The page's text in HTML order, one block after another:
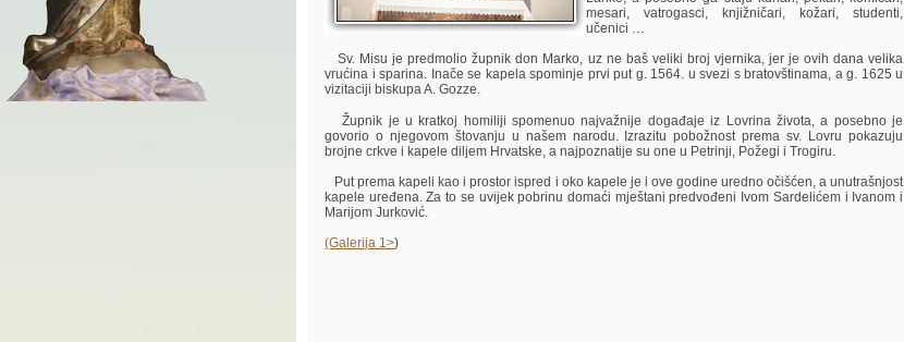
mesari, vatrogasci, knjižničari, kožari, studenti,
učenici …
Sv. Misu je predmolio župnik don Marko, uz ne baš veliki broj vjernika, jer je ovih dana velika
vrućina i sparina. Inače se kapela spominje prvi put g. 1564. u svezi s bratovštinama, a g. 1625 u
vizitaciji biskupa A. Gozze.
Župnik je u kratkoj homiliji spomenuo najvažnije događaje iz Lovrina života, a posebno je
govorio o njegovom štovanju u našem narodu. Izrazitu pobožnost prema sv. Lovru pokazuju
brojne crkve i kapele diljem Hrvatske, a najpoznatije su one u Petrinji, Požegi i Trogiru.
Put prema kapeli kao i prostor ispred i oko kapele je i ove godine uredno očišćen, a unutrašnjost
kapele uređena. Za to se uvijek pobrinu domaći mještani predvođeni Ivom Sardelićem i Ivanom i
Marijom Jurković.
(Galerija 1>)